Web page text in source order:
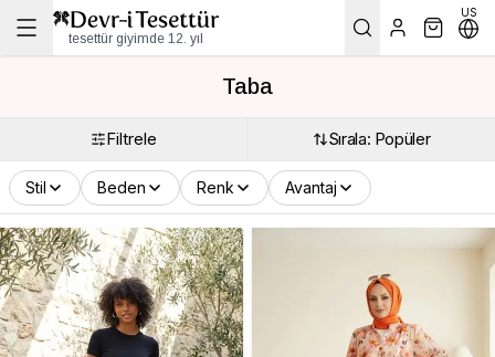
tesettür giyimde 12. yıl
US
Taba
Filtrele Sırala: Popüler
Stil Beden Renk Avantaj